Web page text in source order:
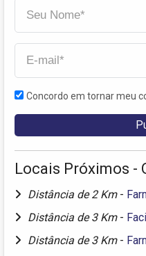
Concordo em tornar meu
Locais Próximos -
Distância de 2 Km -
Distância de 3 Km -
Distância de 3 Km -